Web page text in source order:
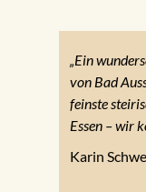
„Ein
von Bad
feinste
Essen – wir
Karin